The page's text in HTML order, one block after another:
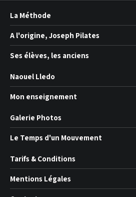
La Méthode
A l'origine, Joseph Pilates
Ses élèves, les anciens
Naouel Lledo
Mon enseignement
Galerie Photos
Le Temps d'un Mouvement
Tarifs & Conditions
Mentions Légales